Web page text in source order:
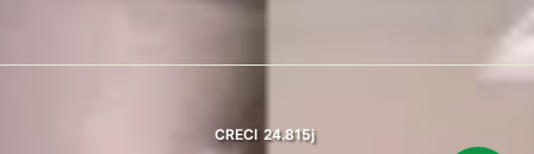
CRECI 24.815j